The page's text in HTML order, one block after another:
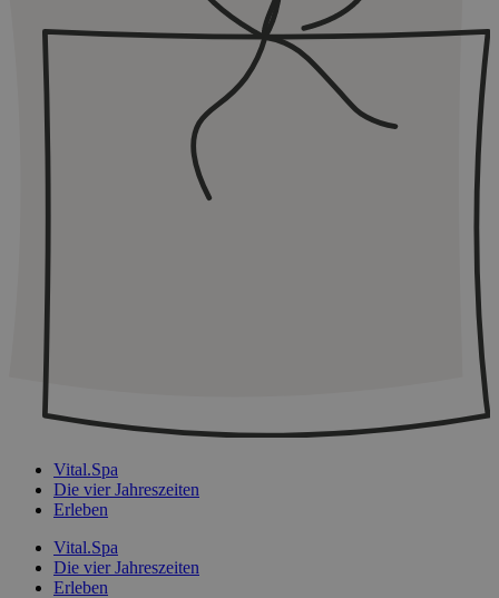
Vital.Spa
Die vier Jahreszeiten
Erleben
Vital.Spa
Die vier Jahreszeiten
Erleben